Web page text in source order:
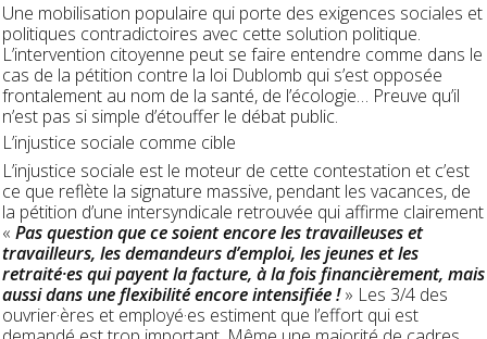
Une mobilisation populaire qui porte des exigences sociales et
politiques contradictoires avec cette solution politique.
L’intervention citoyenne peut se faire entendre comme dans le
cas de la pétition contre la loi Dublomb qui s’est opposée
frontalement au nom de la santé, de l’écologie… Preuve qu’il
n’est pas si simple d’étouffer le débat public.
L’injustice sociale comme cible
L’injustice sociale est le moteur de cette contestation et c’est
ce que reflète la signature massive, pendant les vacances, de
la pétition d’une intersyndicale retrouvée qui affirme clairement
« Pas question que ce soient encore les travailleuses et
travailleurs, les demandeurs d’emploi, les jeunes et les
retraité·es qui payent la facture, à la fois financièrement, mais
aussi dans une flexibilité encore intensifiée ! » Les 3/4 des
ouvrier·ères et employé·es estiment que l’effort qui est